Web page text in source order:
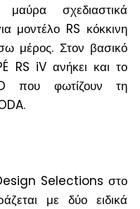
σχεδιαστικά
μοντέλο RS κόκκινη
μέρος. Στον βασικό
RS iV ανήκει και το
που φωτίζουν τη
Selections στο
με δύο ειδικά